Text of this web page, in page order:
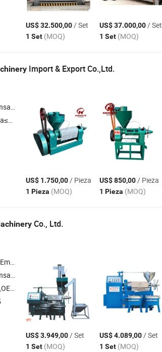
US$ 32.500,00/ Set
1 Set (MOQ)
US$ 37.000,00/ Set
1 Set (MOQ)
Import & Export Co.,Ltd.
de refinería de aceite
US$ 1.750,00/ Pieza
1 Pieza (MOQ)
US$ 850,00/ Pieza
1 Pieza (MOQ)
Co., Ltd.
de granos
US$ 3.949,00/ Set
1 Set (MOQ)
US$ 4.089,00/ Set
1 Set (MOQ)